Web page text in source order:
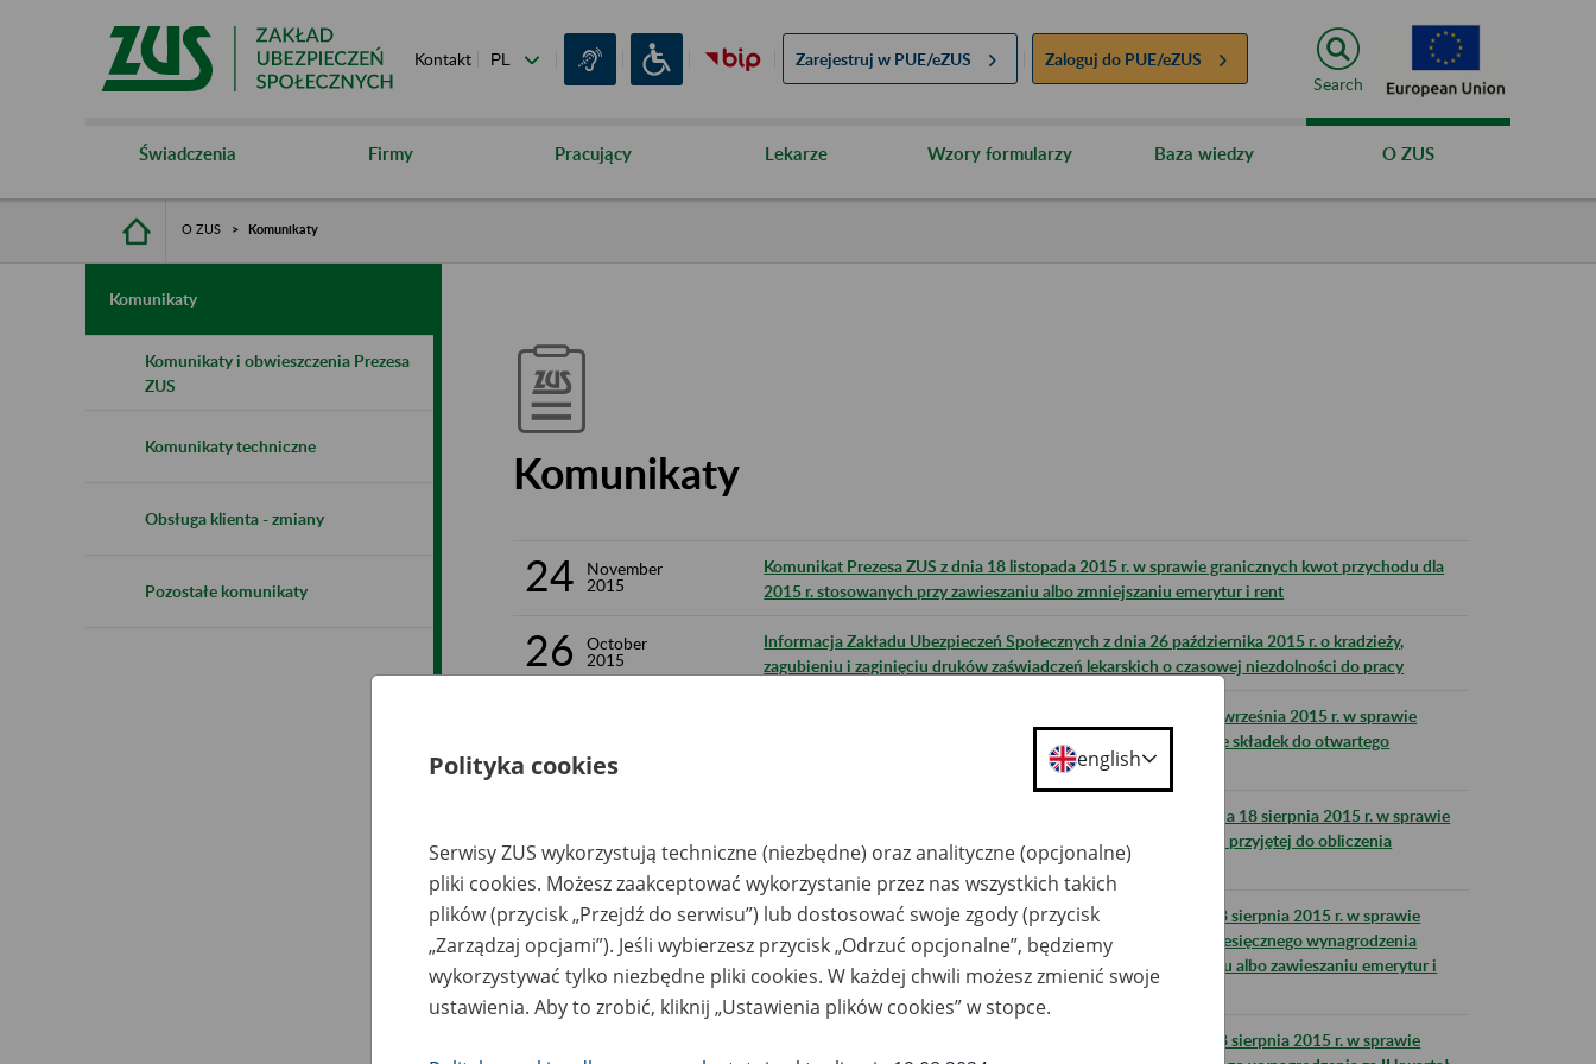
Kontakt Zarejestruj w PUE/eZUS Zaloguj do PUE/eZUS
Search
Świadczenia Firmy Pracujący Lekarze Wzory formularzy Baza wiedzy O ZUS
O ZUS Komunikaty
Komunikaty
Komunikaty i obwieszczenia Prezesa
ZUS
Komunikaty techniczne
Obsługa klienta - zmiany
Pozostałe komunikaty
Komunikaty
24
November
2015
Komunikat Prezesa ZUS z dnia 18 listopada 2015 r. w sprawie granicznych kwot przychodu dla
2015 r. stosowanych przy zawieszaniu albo zmniejszaniu emerytur i rent
26
October
2015
Informacja Zakładu Ubezpieczeń Społecznych z dnia 26 października 2015 r. o kradzieży,
zagubieniu i zaginięciu druków zaświadczeń lekarskich o czasowej niezdolności do pracy
Komunikat Prezesa Zakładu Ubezpieczeń Społecznych z dnia 9 września 2015 r. w sprawie
wysokości odsetek należnych z tytułu nieprzekazania w terminie składek do otwartego
Obwieszczenie Prezesa Zakładu Ubezpieczeń Społecznych z dnia 18 sierpnia 2015 r. w sprawie
wskaźnika waloryzacji podstawy wymiaru zasiłku chorobowego przyjętej do obliczenia
świadczenia rehabilitacyjnego w IV kwartale 2015 r.
25 August
2015
Komunikat Prezesa Zakładu Ubezpieczeń Społecznych z dnia 18 sierpnia 2015 r. w sprawie
kwot przychodu odpowiadających 70% i 130% przeciętnego miesięcznego wynagrodzenia
ogłoszonego za II kwartał 2015 r. stosowanych przy zmniejszaniu albo zawieszaniu emerytur i
rent
25
2015
Komunikat Prezesa Zakładu Ubezpieczeń Społecznych z dnia 18 sierpnia 2015 r. w sprawie
Polityka cookies english
Serwisy ZUS wykorzystują techniczne (niezbędne) oraz analityczne (opcjonalne)
pliki cookies. Możesz zaakceptować wykorzystanie przez nas wszystkich takich
plików (przycisk „Przejdź do serwisu”) lub dostosować swoje zgody (przycisk
„Zarządzaj opcjami”). Jeśli wybierzesz przycisk „Odrzuć opcjonalne”, będziemy
wykorzystywać tylko niezbędne pliki cookies. W każdej chwili możesz zmienić swoje
ustawienia. Aby to zrobić, kliknij „Ustawienia plików cookies” w stopce.